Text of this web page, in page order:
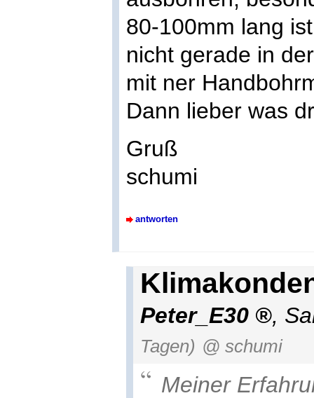
80-100mm lang
nicht gerade in
mit ner
Dann lieber was
Gruß
schumi
antworten
Peter_E30 ,
Tagen) @ schumi
Meiner